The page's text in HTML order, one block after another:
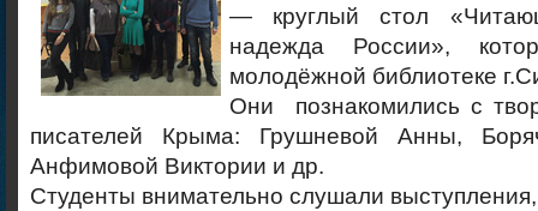
— круглый стол
надежда России»,
молодёжной библиотеке
Они познакомились с
писателей Крыма: Грушневой Анны,
Анфимовой Виктории и др.
Студенты внимательно слушали выступления,